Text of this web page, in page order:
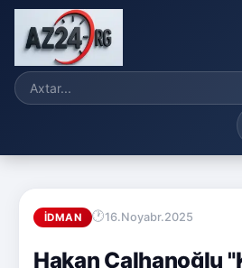
İDMAN 16.Noyabr.2025
Hakan Çalhanoğlu